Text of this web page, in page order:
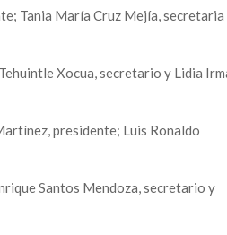
Tania María Cruz Mejía, secretaria
Xocua, secretario y Lidia
presidente; Luis Ronaldo
Santos Mendoza, secretario y